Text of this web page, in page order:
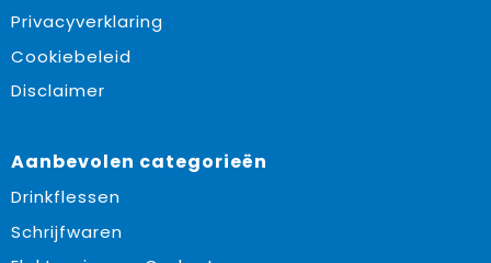
Privacyverklaring
Cookiebeleid
Disclaimer
Aanbevolen categorieën
Drinkflessen
Schrijfwaren